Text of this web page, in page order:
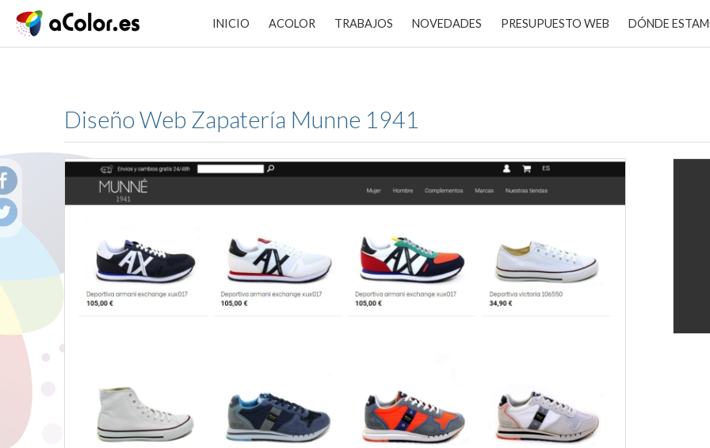
INICIO ACOLOR TRABAJOS NOVEDADES PRESUPUESTO WEB DÓNDE
Diseño Web Zapatería Munne 1941